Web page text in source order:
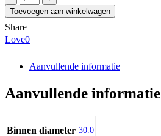
SI
30
ES
aantal
Toevoegen aan winkelwagen
Share
Love0
Aanvullende informatie
Aanvullende informatie
Binnen diameter 30.0